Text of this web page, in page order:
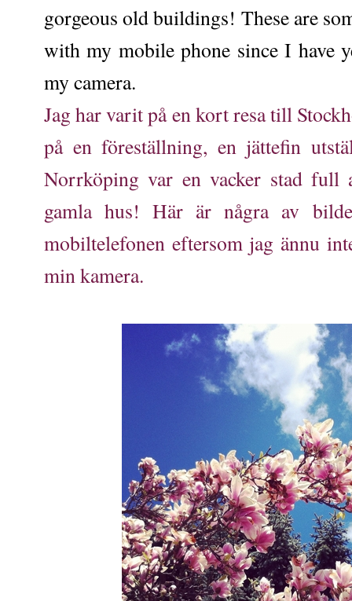
gorgeous old buildings! These are
with my mobile phone since I have
my camera.
Jag har varit på en kort resa till
på en föreställning, en jättefin
Norrköping var en vacker stad full
gamla hus! Här är några av
mobiltelefonen eftersom jag ännu
min kamera.